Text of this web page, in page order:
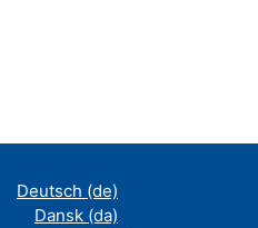
Deutsch ‎(de)‎
Dansk ‎(da)‎